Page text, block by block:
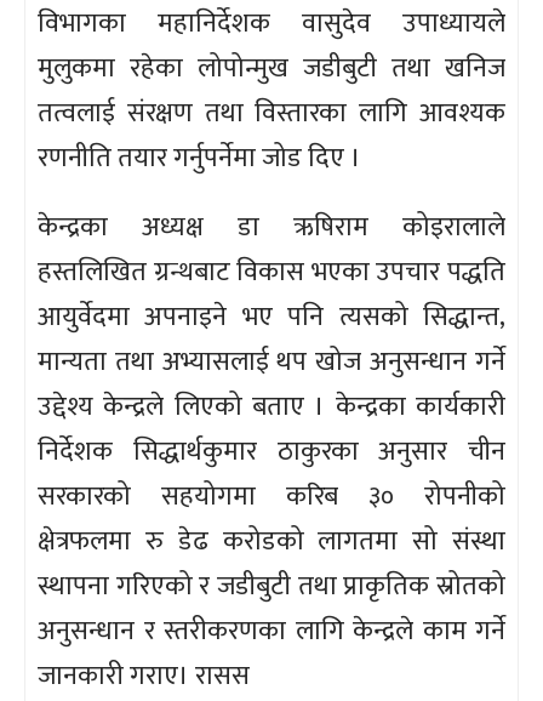
विभागका महानिर्देशक वासुदेव उपाध्यायले
मुलुकमा रहेका लोपोन्मुख जडीबुटी तथा खनिज
तत्वलाई संरक्षण तथा विस्तारका लागि आवश्यक
रणनीति तयार गर्नुपर्नेमा जोड दिए ।
केन्द्रका अध्यक्ष डा ऋषिराम कोइरालाले
हस्तलिखित ग्रन्थबाट विकास भएका उपचार पद्धति
आयुर्वेदमा अपनाइने भए पनि त्यसको सिद्धान्त,
मान्यता तथा अभ्यासलाई थप खोज अनुसन्धान गर्ने
उद्देश्य केन्द्रले लिएको बताए । केन्द्रका कार्यकारी
निर्देशक सिद्धार्थकुमार ठाकुरका अनुसार चीन
सरकारको सहयोगमा करिब ३० रोपनीको
क्षेत्रफलमा रु डेढ करोडको लागतमा सो संस्था
स्थापना गरिएको र जडीबुटी तथा प्राकृतिक स्रोतको
अनुसन्धान र स्तरीकरणका लागि केन्द्रले काम गर्ने
जानकारी गराए। रासस